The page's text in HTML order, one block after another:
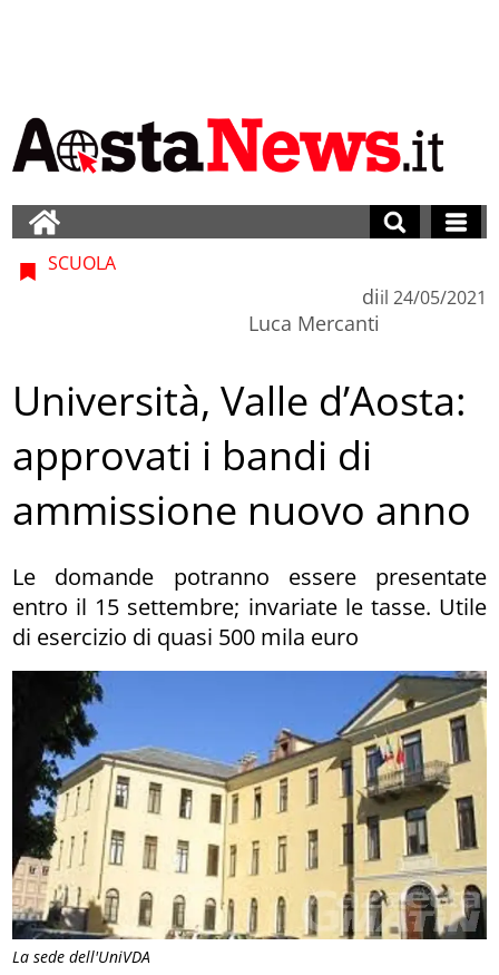
La sede dell'UniVDA
SCUOLA
di
Luca Mercanti
il 24/05/2021
Università, Valle d’Aosta:
approvati i bandi di
ammissione nuovo anno
Le domande potranno essere presentate
entro il 15 settembre; invariate le tasse. Utile
di esercizio di quasi 500 mila euro